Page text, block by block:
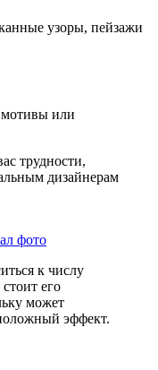
узоры, пейзажи
мотивы или
трудности,
дизайнерам
к числу
его
может
эффект.